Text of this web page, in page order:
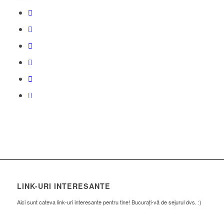
LINK-URI INTERESANTE
Aici sunt cateva link-uri interesante pentru tine! Bucurați-vă de sejurul dvs. :)